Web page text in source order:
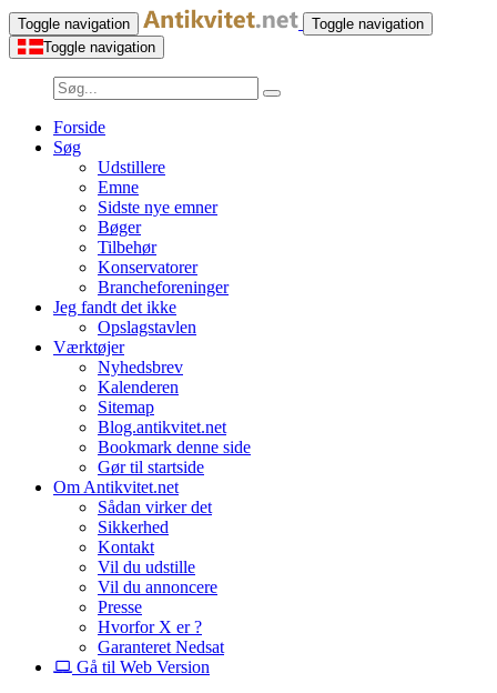
Toggle navigation
Toggle navigation
Toggle navigation
Forside
Søg
Udstillere
Emne
Sidste nye emner
Bøger
Tilbehør
Konservatorer
Brancheforeninger
Jeg fandt det ikke
Opslagstavlen
Værktøjer
Nyhedsbrev
Kalenderen
Sitemap
Blog.antikvitet.net
Bookmark denne side
Gør til startside
Om Antikvitet.net
Sådan virker det
Sikkerhed
Kontakt
Vil du udstille
Vil du annoncere
Presse
Hvorfor X er ?
Garanteret Nedsat
Gå til Web Version